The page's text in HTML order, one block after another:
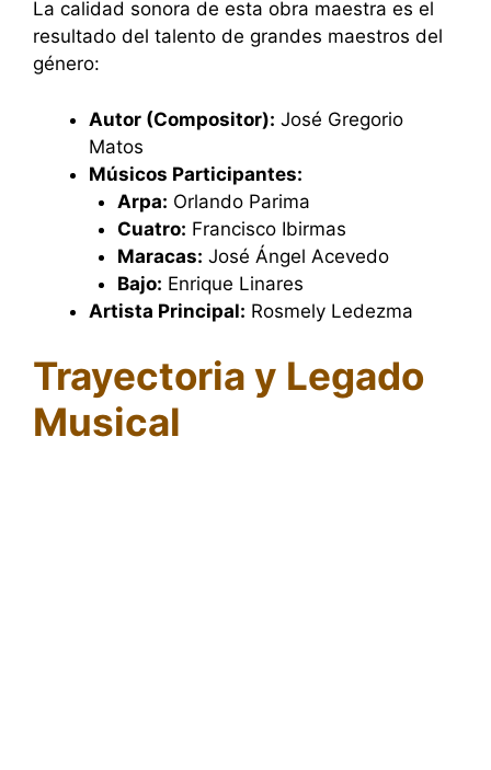
La calidad sonora de esta obra maestra es el
resultado del talento de grandes maestros del
género:
Autor (Compositor): José Gregorio
Matos
Músicos Participantes:
Arpa: Orlando Parima
Cuatro: Francisco Ibirmas
Maracas: José Ángel Acevedo
Bajo: Enrique Linares
Artista Principal: Rosmely Ledezma
Trayectoria y Legado
Musical